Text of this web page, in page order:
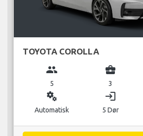
TOYOTA COROLLA
group
5
business_center
3
miscellaneous_services
Automatisk
login
5 Dør